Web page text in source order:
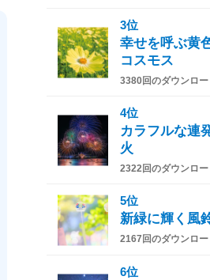
3位
幸せを呼ぶ黄
コスモス
3380回のダウンロー
4位
カラフルな連
火
2322回のダウンロー
5位
新緑に輝く風
2167回のダウンロー
6位